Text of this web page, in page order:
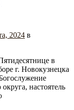
2024 в
в
г. Новокузнецка
настоятель